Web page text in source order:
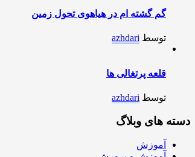
گم گشته ام در هیاهوی تحول زمین
توسط azhdari
قلعه پرتغالی ها
توسط azhdari
دسته های وبلاگ
آموزش